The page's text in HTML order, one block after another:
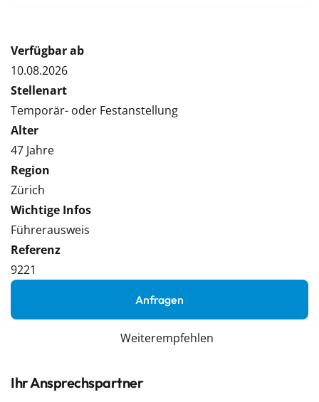
Verfügbar ab
10.08.2026
Stellenart
Temporär- oder Festanstellung
Alter
47 Jahre
Region
Zürich
Wichtige Infos
Führerausweis
Referenz
9221
Anfragen
Weiterempfehlen
Ihr Ansprechspartner